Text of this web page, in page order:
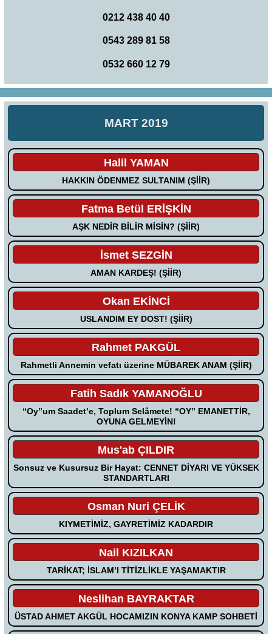
0212 438 40 40
0543 289 81 58
0532 660 12 79
MART 2019
Halil YAMAN
HAKKIN ÖDENMEZ SULTANIM (ŞİİR)
Fatma Betül ERİŞKİN
AŞK NEDİR BİLİR MİSİN? (ŞİİR)
İsmet SEZGİN
AMAN KARDEŞ! (ŞİİR)
Okan EKİNCİ
USLANDIM EY DOST! (ŞİİR)
Rahmet PAKGÜL
Rahmetli Annemin vefatı üzerine MÜBAREK ANAM (ŞİİR)
Fatih Sadık YAMANOĞLU
“Oy”um Saadet’e, Toplum Selâmete! “OY” EMANETTİR,
OYUNA GELMEYİN!
Mus'ab ÇILDIR
Sonsuz ve Kusursuz Bir Hayat: CENNET DİYARI VE YÜKSEK
STANDARTLARI
Osman Nuri ÇELİK
KIYMETİMİZ, GAYRETİMİZ KADARDIR
Nail KIZILKAN
TARİKAT; İSLAM’I TİTİZLİKLE YAŞAMAKTIR
Neslihan BAYRAKTAR
ÜSTAD AHMET AKGÜL HOCAMIZIN KONYA KAMP SOHBETİ